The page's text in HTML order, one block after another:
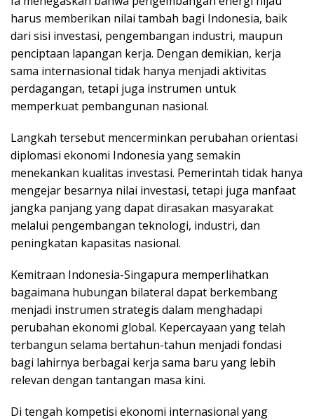
harus memberikan nilai tambah bagi Indonesia, baik
dari sisi investasi, pengembangan industri, maupun
penciptaan lapangan kerja. Dengan demikian, kerja
sama internasional tidak hanya menjadi aktivitas
perdagangan, tetapi juga instrumen untuk
memperkuat pembangunan nasional.
Langkah tersebut mencerminkan perubahan orientasi
diplomasi ekonomi Indonesia yang semakin
menekankan kualitas investasi. Pemerintah tidak hanya
mengejar besarnya nilai investasi, tetapi juga manfaat
jangka panjang yang dapat dirasakan masyarakat
melalui pengembangan teknologi, industri, dan
peningkatan kapasitas nasional.
Kemitraan Indonesia-Singapura memperlihatkan
bagaimana hubungan bilateral dapat berkembang
menjadi instrumen strategis dalam menghadapi
perubahan ekonomi global. Kepercayaan yang telah
terbangun selama bertahun-tahun menjadi fondasi
bagi lahirnya berbagai kerja sama baru yang lebih
relevan dengan tantangan masa kini.
Di tengah kompetisi ekonomi internasional yang